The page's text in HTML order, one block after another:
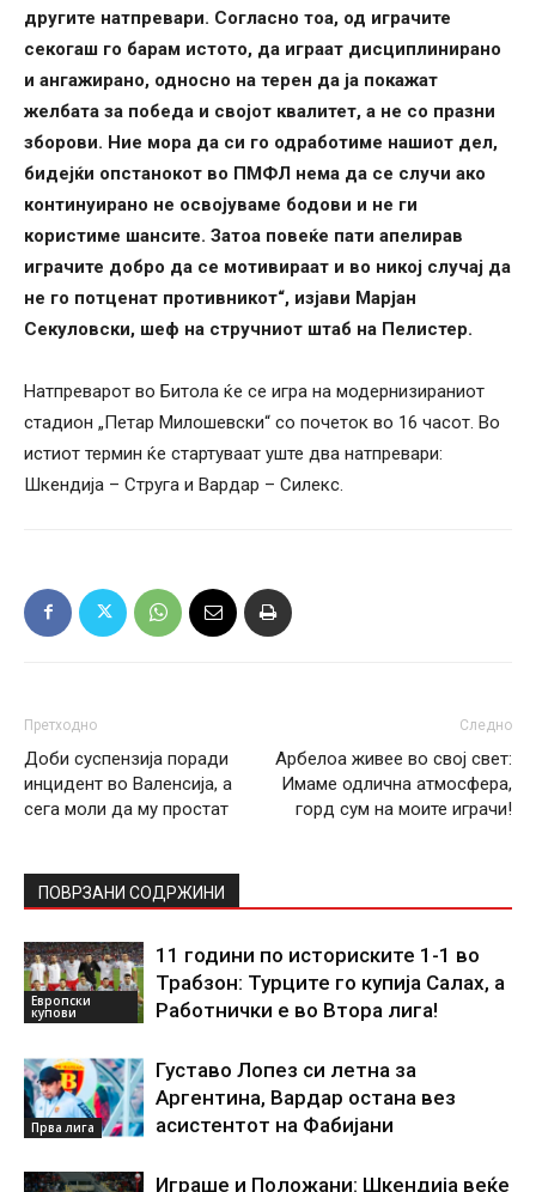
другите натпревари. Согласно тоа, од играчите
секогаш го барам истото, да играат дисциплинирано
и ангажирано, односно на терен да ја покажат
желбата за победа и својот квалитет, а не со празни
зборови. Ние мора да си го одработиме нашиот дел,
бидејќи опстанокот во ПМФЛ нема да се случи ако
континуирано не освојуваме бодови и не ги
користиме шансите. Затоа повеќе пати апелирав
играчите добро да се мотивираат и во никој случај да
не го потценат противникот“, изјави Марјан
Секуловски, шеф на стручниот штаб на Пелистер.
Натпреварот во Битола ќе се игра на модернизираниот
стадион „Петар Милошевски“ со почеток во 16 часот. Во
истиот термин ќе стартуваат уште два натпревари:
Шкендија – Струга и Вардар – Силекс.
Претходно
Доби суспензија поради
инцидент во Валенсија, а
сега моли да му простат
Следно
Арбелоа живее во свој свет:
Имаме одлична атмосфера,
горд сум на моите играчи!
ПОВРЗАНИ СОДРЖИНИ
Европски
купови
11 години по историските 1-1 во
Трабзон: Турците го купија Салах, а
Работнички е во Втора лига!
Прва лига
Густаво Лопез си летна за
Аргентина, Вардар остана вез
асистентот на Фабијани
Играше и Положани: Шкендија веќе